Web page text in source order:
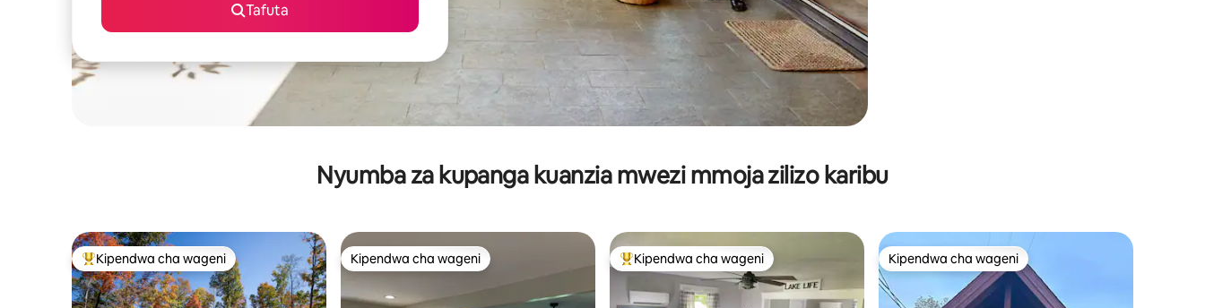
Tafuta
Nyumba za kupanga kuanzia mwezi mmoja zilizo karibu
Kipendwa maarufu cha wageni
Kipendwa cha wageni Kipendwa cha wageni
Kipendwa cha wageni Kipendwa maarufu cha wageni
Kipendwa cha wageni Kipendwa cha wageni
Kipendwa cha wageni